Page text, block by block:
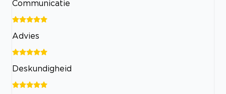
Communicatie
Advies
Deskundigheid